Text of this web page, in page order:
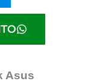
Asus